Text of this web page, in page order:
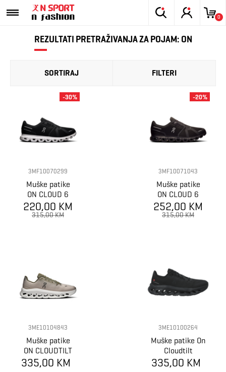
0
REZULTATI PRETRAŽIVANJA ZA POJAM: ON
SORTIRAJ FILTERI
3MF10070299
Muške patike
ON CLOUD 6
220,00 KM
315,00 KM
-30%
3MF10071043
Muške patike
ON CLOUD 6
252,00 KM
315,00 KM
-20%
3ME10104843
Muške patike
ON CLOUDTILT
335,00 KM
3ME10100264
Muške patike On
Cloudtilt
335,00 KM